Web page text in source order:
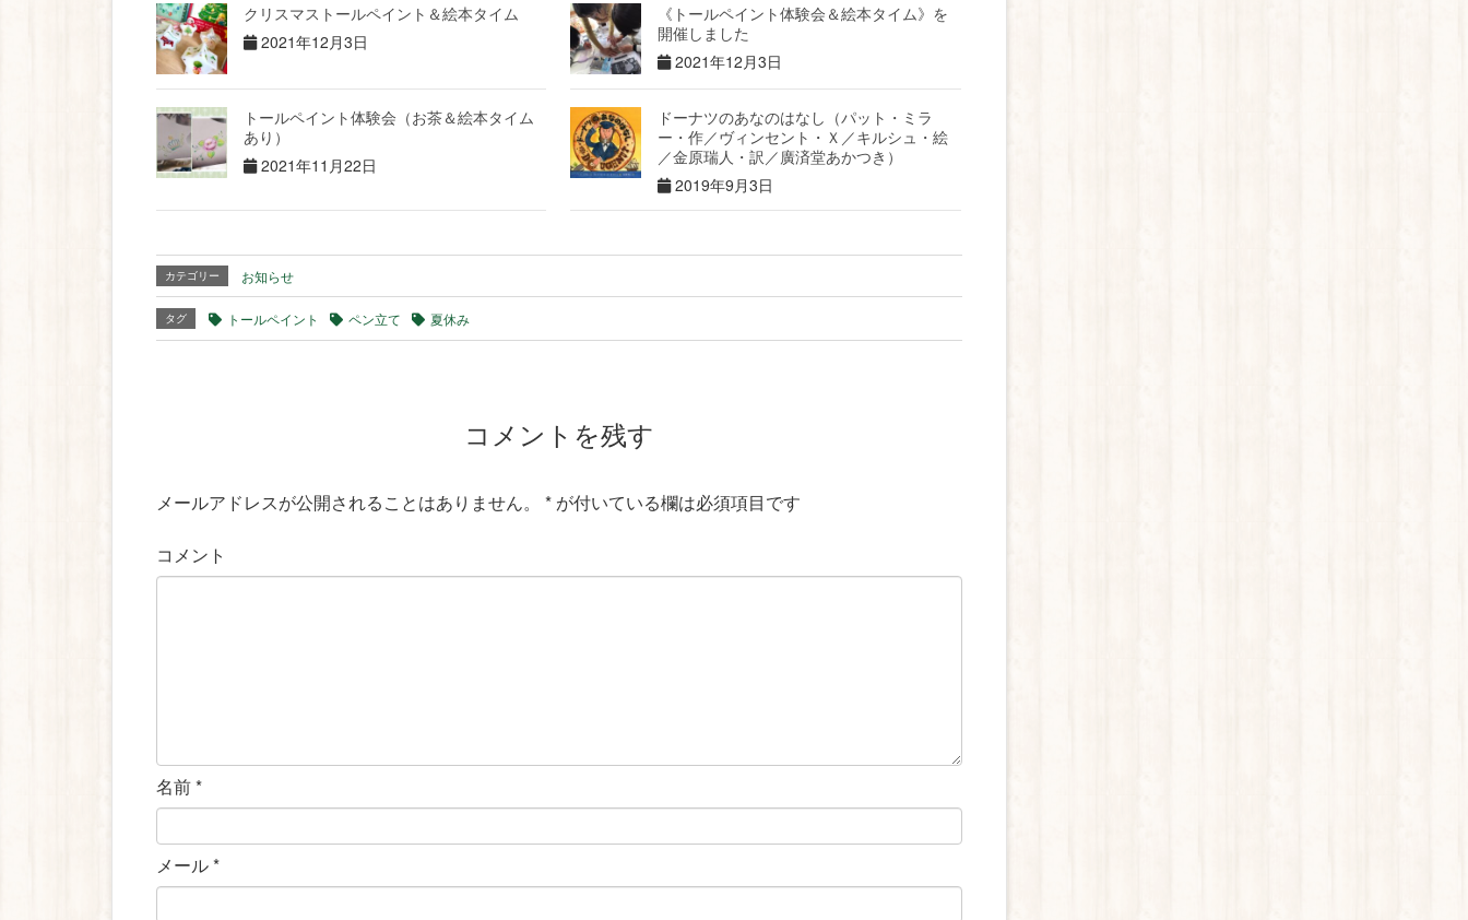
クリスマストールペイント＆絵本タイム
2021年12月3日
《トールペイント体験会＆絵本タイム》を
開催しました
2021年12月3日
トールペイント体験会（お茶＆絵本タイム
あり）
2021年11月22日
ドーナツのあなのはなし（パット・ミラ
ー・作／ヴィンセント・Ｘ／キルシュ・絵
／金原瑞人・訳／廣済堂あかつき）
2019年9月3日
カテゴリー お知らせ
タグ トールペイント ペン立て 夏休み
コメントを残す
メールアドレスが公開されることはありません。 * が付いている欄は必須項目です
コメント
名前*
メール*